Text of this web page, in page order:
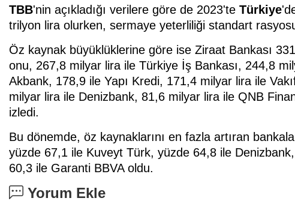
TBB'nin açıkladığı verilere göre de 2023'te Türkiye
trilyon lira olurken, sermaye yeterliliği standart
Öz kaynak büyüklüklerine göre ise Ziraat Bankası
onu, 267,8 milyar lira ile Türkiye İş Bankası, 244,8
Akbank, 178,9 ile Yapı Kredi, 171,4 milyar lira ile
milyar lira ile Denizbank, 81,6 milyar lira ile QNB
izledi.
Bu dönemde, öz kaynaklarını en fazla artıran
yüzde 67,1 ile Kuveyt Türk, yüzde 64,8 ile
60,3 ile Garanti BBVA oldu.
Yorum Ekle